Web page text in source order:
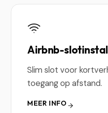
Airbnb-
Slim slot voor
toegang op afstand.
MEER INFO